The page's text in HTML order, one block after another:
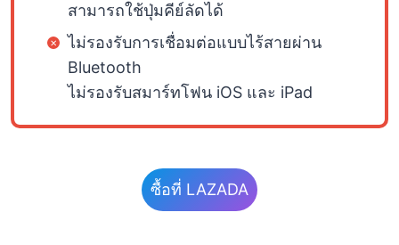
สามารถใช้ปุ่มคีย์ลัดได้
ไม่รองรับการเชื่อมต่อแบบไร้สายผ่าน
Bluetooth
ไม่รองรับสมาร์ทโฟน iOS และ iPad
ซื้อที่ LAZADA